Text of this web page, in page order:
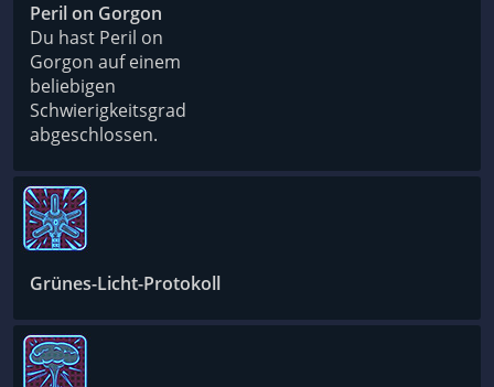
Peril on Gorgon
Du hast Peril on
Gorgon auf einem
beliebigen
Schwierigkeitsgrad
abgeschlossen.
Grünes-Licht-Protokoll